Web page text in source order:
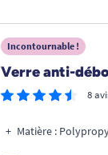
Incontournable !
Verre anti-
8
Matière :